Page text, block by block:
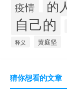
疫情 的
自己的
释义 黄庭坚
猜你想看的文章